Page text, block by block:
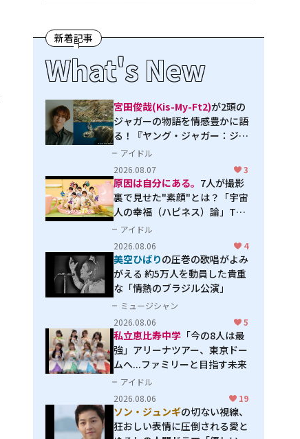
新着記事
What's New
宮田俊哉(Kis-My-Ft2)が2頭の
ジャガーの物語を情感豊かに語
る！『ヤング・ジャガー：ジャ
ングル王への道』『ジャガーと
ウミガメの物語：熱帯林の守護
神』で見せるナレーションの妙
アイドル
2026.08.07
3
原因は自分にある。 7人が撮影
裏で見せた"素顔"とは？「宇宙
人の幸福（ハピネス）論」THE
MAKING
アイドル
2026.08.06
4
美空ひばりの圧巻の歌唱がよみ
がえる 約5万人を動員した貴重
な「情熱のブラジル公演」
ミュージシャン
2026.08.06
5
私立恵比寿中学 「今の8人は最
強」アリーナツアー、東京ドー
ムへ...ファミリーと目指す未来
アイドル
2026.08.06
19
ソン・ジュンギの切ない視線、
狂おしい表情に圧倒される――愛と